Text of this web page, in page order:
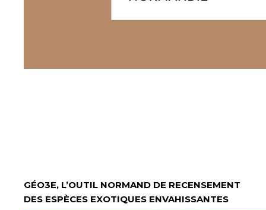
GÉO3E, L’OUTIL NORMAND DE RECENSEMENT
DES ESPÈCES EXOTIQUES ENVAHISSANTES